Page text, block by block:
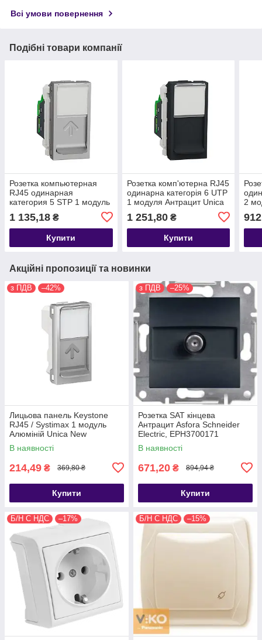
Всі умови повернення
Подібні товари компанії
Розетка компьютерная
RJ45 одинарная
категория 5 STP 1 модуль
Schneider Electric
NU341230
1 135,18 ₴
Купити
Розетка комп'ютерна RJ45
одинарна категорія 6 UTP
1 модуля Антрацит Unica
NU341454
1 251,80₴
Купити
2
Акційні пропозиції та новинки
з ПДВ –42%
Лицьова панель Keystone
RJ45 / Systimax 1 модуль
Алюміній Unica New
Schneider Electric NU946030
В наявності
214,49 ₴ 369,80 ₴
Купити
з ПДВ –25%
Розетка SAT кінцева
Антрацит Asfora Schneider
Electric, EPH3700171
В наявності
671,20 ₴ 894,94 ₴
Купити
Б/Н С НДС –17% Б/Н С НДС –15%